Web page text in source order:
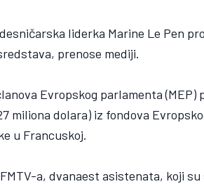
liderka Marine Le Pen
prenose mediji.
Evropskog parlamenta
miliona dolara) iz fondova
u Francuskoj.
a, dvanaest asistenata, koji